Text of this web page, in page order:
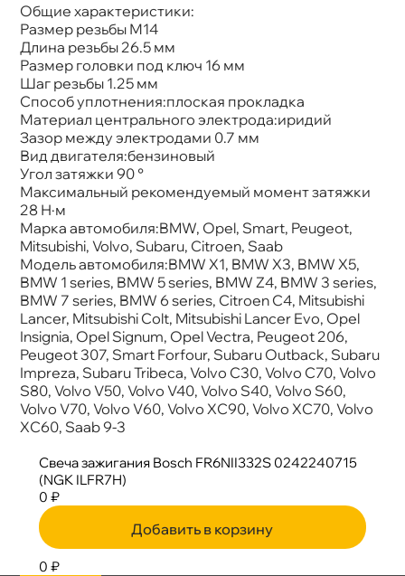
Общие характеристики:
Размер резьбы М14
Длина резьбы 26.5 мм
Размер головки под ключ 16 мм
Шаг резьбы 1.25 мм
Способ уплотнения:плоская прокладка
Материал центрального электрода:иридий
Зазор между электродами 0.7 мм
ид двигателя:бензиновый
Угол затяжки 90 °
Максимальный рекомендуемый момент затяжки
28 Н·м
Марка автомобиля:BMW, Opel, Smart, Peugeot,
Mitsubishi, Volvo, Subaru, Citroen, Saab
Модель автомобиля:BMW X1, BMW X3, BMW X5,
BMW 1 series, BMW 5 series, BMW Z4, BMW 3 series,
BMW 7 series, BMW 6 series, Citroen C4, Mitsubishi
Lancer, Mitsubishi Colt, Mitsubishi Lancer Evo, Opel
Insignia, Opel Signum, Opel Vectra, Peugeot 206,
Peugeot 307, Smart Forfour, Subaru Outback, Subaru
Impreza, Subaru Tribeca, Volvo C30, Volvo C70, Volvo
S80, Volvo V50, Volvo V40, Volvo S40, Volvo S60,
Volvo V70, Volvo V60, Volvo XC90, Volvo XC70, Volvo
XC60, Saab 9-3
Свеча зажигания Bosch FR6NII332S 0242240715
(NGK ILFR7H)
0 ₽
Добавить в корзину
0 ₽